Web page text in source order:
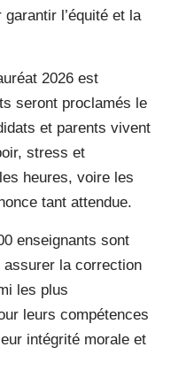
l’équité et la
2026 est
seront proclamés le
et parents vivent
stress et
heures, voire les
tant attendue.
enseignants sont
la correction
les plus
leurs compétences
intégrité morale et